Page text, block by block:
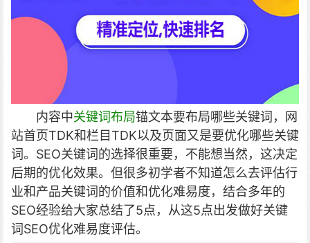
内容中关键词布局锚文本要布局哪些关键词，网
站首页TDK和栏目TDK以及页面又是要优化哪些关键
词。SEO关键词的选择很重要，不能想当然，这决定
后期的优化效果。但很多初学者不知道怎么去评估行
业和产品关键词的价值和优化难易度， 结合多年的
SEO经验给大家总结了5点，从这5点出发做好关键
词SEO优化难易度评估。